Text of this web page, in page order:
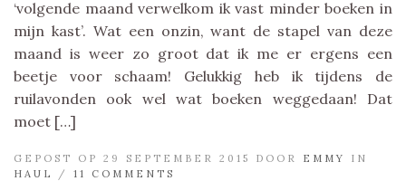
‘volgende maand verwelkom ik vast minder boeken in
mijn kast’. Wat een onzin, want de stapel van deze
maand is weer zo groot dat ik me er ergens een
beetje voor schaam! Gelukkig heb ik tijdens de
ruilavonden ook wel wat boeken weggedaan! Dat
moet […]
GEPOST OP 29 SEPTEMBER 2015 DOOR EMMY
IN
HAUL
/ 11 COMMENTS